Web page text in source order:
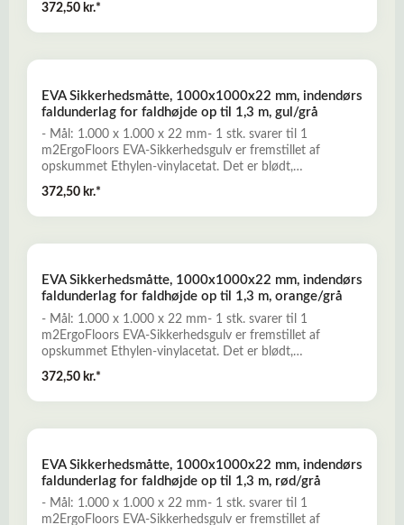
til indendørs legeområder og tumlerum, til kampsport,
fitness og træning med frivægte, mm. - Stramme
ved ujævnt underlag- Nem montage uden anvendelse af
372,50 kr.*
EVA Sikkerhedsmåtte, 1000x1000x22 mm, indendørs
faldunderlag for faldhøjde op til 1,3 m, gul/grå
- Mål: 1.000 x 1.000 x 22 mm- 1 stk. svarer til 1
m2ErgoFloors EVA-Sikkerhedsgulv er fremstillet af
opskummet Ethylen-vinylacetat. Det er blødt,
stødabsorberende, komfortabelt, og ideelt til anvendelse
til indendørs legeområder og tumlerum, til kampsport,
fitness og træning med frivægte, mm. - Stramme
372,50 kr.*
EVA Sikkerhedsmåtte, 1000x1000x22 mm, indendørs
faldunderlag for faldhøjde op til 1,3 m, orange/grå
- Mål: 1.000 x 1.000 x 22 mm- 1 stk. svarer til 1
m2ErgoFloors EVA-Sikkerhedsgulv er fremstillet af
opskummet Ethylen-vinylacetat. Det er blødt,
til indendørs legeområder og tumlerum, til kampsport,
fitness og træning med frivægte, mm. - Stramme
ved ujævnt underlag- Nem montage uden anvendelse af
372,50 kr.*
EVA Sikkerhedsmåtte, 1000x1000x22 mm, indendørs
faldunderlag for faldhøjde op til 1,3 m, rød/grå
- Mål: 1.000 x 1.000 x 22 mm- 1 stk. svarer til 1
m2ErgoFloors EVA-Sikkerhedsgulv er fremstillet af